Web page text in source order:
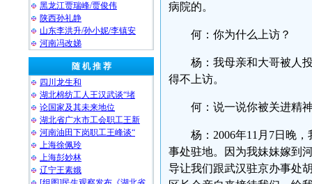
黑龙江贾瑞峰/贾俊伟
陕西孙礼静
山东李洪升/孙小妮/李镇安
河南冯改娣
随 机 推 荐
四川龙生和
湖北棉纺工人王汉武谈“堵
论国家及其未来地位
湖北省广水市工会职工王新
河南油田下岗职工王峰谈“
上海徐佩玲
上海彭妙林⁩
辽宁王素娥
病院的。
何：你为什么上访？
杨：我母亲和大哥被人
得不上访。
何：说一说你被关进精
杨：2006年11月7日晚
事处驻地。因为我妹妹嫁到
导让我们跟武汉驻京办事处